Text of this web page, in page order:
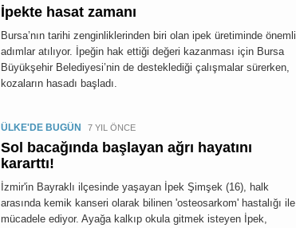
İpekte hasat zamanı
Bursa’nın tarihi zenginliklerinden biri olan ipek üretiminde önemli
adımlar atılıyor. İpeğin hak ettiği değeri kazanması için Bursa
Büyükşehir Belediyesi’nin de desteklediği çalışmalar sürerken,
kozaların hasadı başladı.
ÜLKE'DE BUGÜN 7 YIL ÖNCE
Sol bacağında başlayan ağrı hayatını
kararttı!
İzmir'in Bayraklı ilçesinde yaşayan İpek Şimşek (16), halk
arasında kemik kanseri olarak bilinen 'osteosarkom' hastalığı ile
mücadele ediyor. Ayağa kalkıp okula gitmek isteyen İpek,